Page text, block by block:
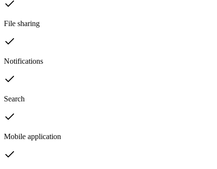
File sharing
Notifications
Search
Mobile application